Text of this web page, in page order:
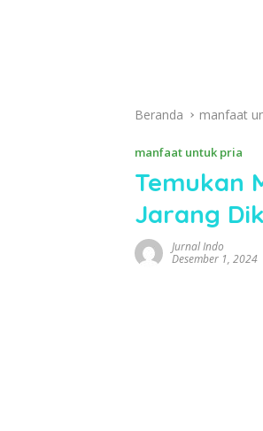
Beranda manfaat
manfaat untuk pria
Temukan
Jarang
Jurnal Indo
Desember 1, 2024